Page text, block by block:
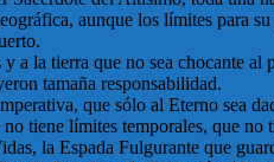
aunque los límites para
a la tierra que no sea chocante
tamaña responsabilidad.
que sólo al Eterno sea
tiene límites temporales, que
la Espada Fulgurante que